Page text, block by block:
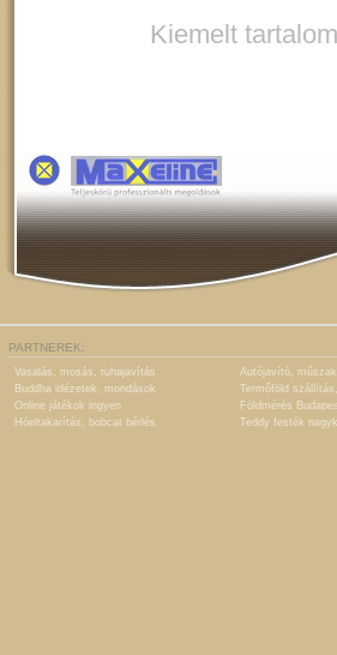
Kiemelt
PARTNEREK:
Vasalás, mosás, ruhajavítás Autójavító,
Buddha idézetek, mondások
Termőföld
Online játékok ingyen
Földmérés
Hóeltakarítás, bobcat bérlés
Teddy festék